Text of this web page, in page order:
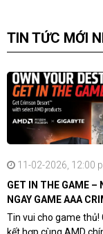
TIN TỨC MỚI
11-02-2026, 12:00
GET IN THE GAME –
NGAY GAME AAA
DESERT CÙNG
AMD
Tin vui cho game thủ!